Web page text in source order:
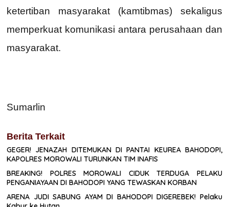
ketertiban masyarakat (kamtibmas) sekaligus
memperkuat komunikasi antara perusahaan dan
masyarakat.
Sumarlin
Berita Terkait
GEGER! JENAZAH DITEMUKAN DI PANTAI KEUREA BAHODOPI,
KAPOLRES MOROWALI TURUNKAN TIM INAFIS
BREAKING! POLRES MOROWALI CIDUK TERDUGA PELAKU
PENGANIAYAAN DI BAHODOPI YANG TEWASKAN KORBAN
ARENA JUDI SABUNG AYAM DI BAHODOPI DIGEREBEK! Pelaku